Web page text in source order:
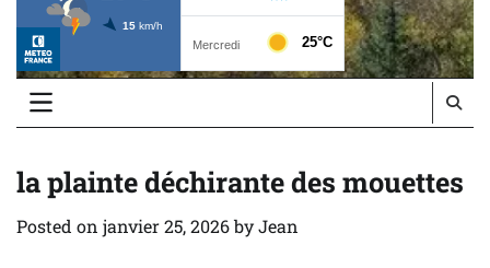
la plainte déchirante des mouettes
Posted on janvier 25, 2026byJean